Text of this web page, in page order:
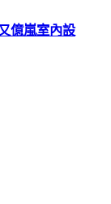
億嵐室內設